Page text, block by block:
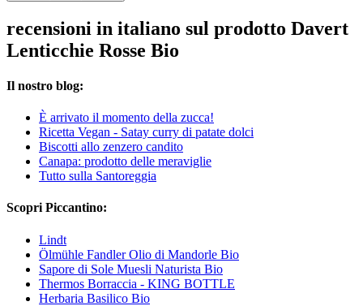
recensioni in italiano sul prodotto Davert
Lenticchie Rosse Bio
Il nostro blog:
È arrivato il momento della zucca!
Ricetta Vegan - Satay curry di patate dolci
Biscotti allo zenzero candito
Canapa: prodotto delle meraviglie
Tutto sulla Santoreggia
Scopri Piccantino:
Lindt
Ölmühle Fandler Olio di Mandorle Bio
Sapore di Sole Muesli Naturista Bio
Thermos Borraccia - KING BOTTLE
Herbaria Basilico Bio